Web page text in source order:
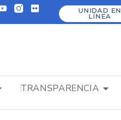
UNIDAD EN
LÍNEA
TRANSPARENCIA
de búsqueda